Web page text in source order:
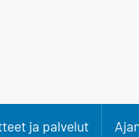
ja palvelut